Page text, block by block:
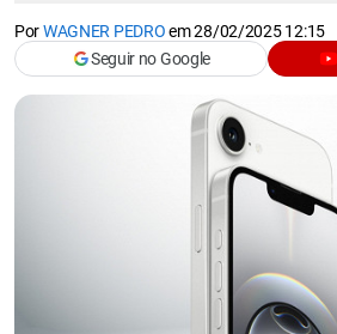
PorWAGNER PEDROem28/02/2025 12:15
Seguir no Google